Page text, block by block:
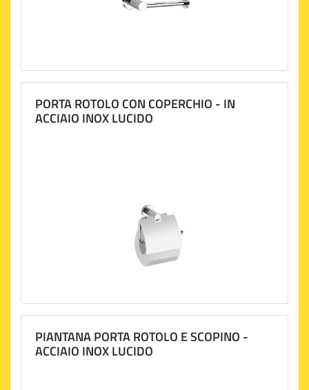
PORTA ROTOLO CON COPERCHIO - IN
ACCIAIO INOX LUCIDO
PIANTANA PORTA ROTOLO E SCOPINO -
ACCIAIO INOX LUCIDO